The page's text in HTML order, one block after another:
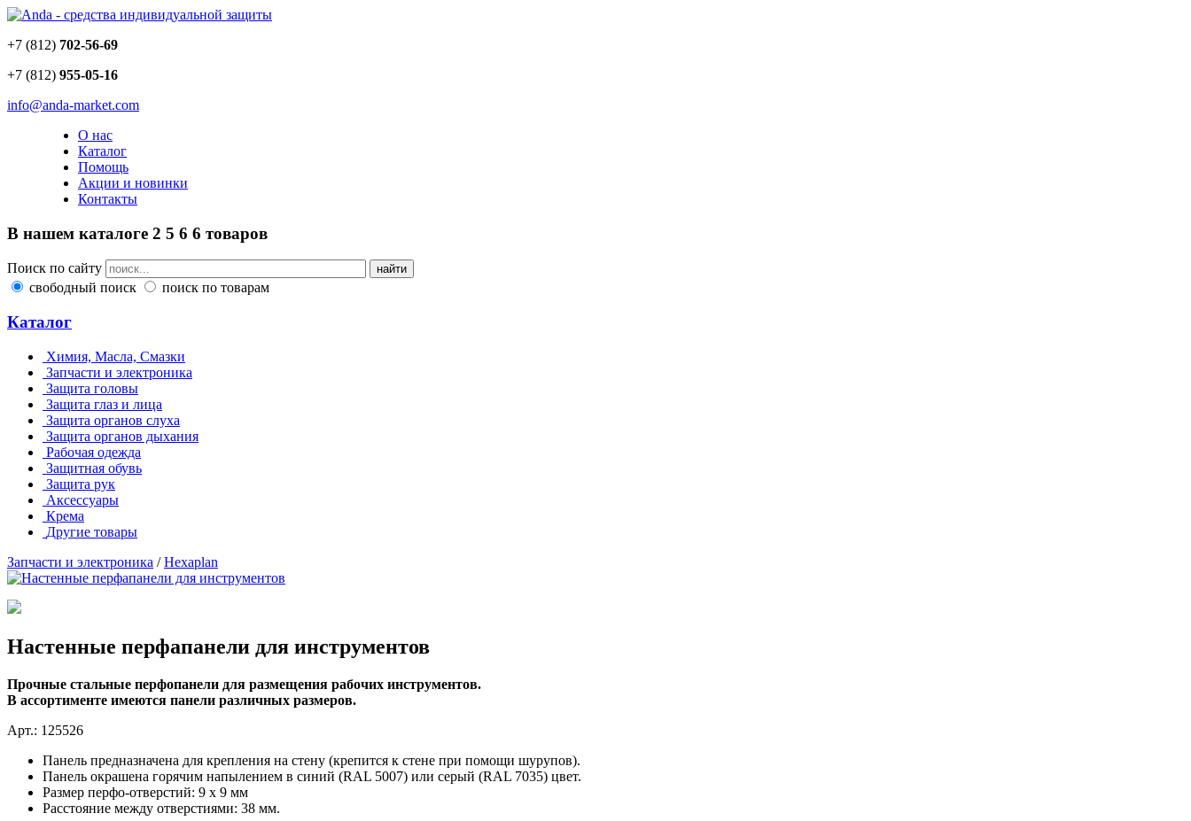
+7 (812) 702-56-69
+7 (812) 955-05-16
info@anda-market.com
О нас
Каталог
Помощь
Акции и новинки
Контакты
В нашем каталоге 2 5 6 6 товаров
Поиск по сайту
свободный поиск
поиск по товарам
Каталог
Химия, Масла, Смазки
Запчасти и электроника
Защита головы
Защита глаз и лица
Защита органов слуха
Защита органов дыхания
Рабочая одежда
Защитная обувь
Защита рук
Аксессуары
Крема
Другие товары
Запчасти и электроника /Hexaplan
Настенные перфапанели для инструментов
Прочные стальные перфопанели для размещения рабочих инструментов.
В ассортименте имеются панели различных размеров.
Арт.: 125526
Панель предназначена для крепления на стену (крепится к стене при помощи шурупов).
Панель окрашена горячим напылением в синий (RAL 5007) или серый (RAL 7035) цвет.
Размер перфо-отверстий: 9 х 9 мм
Расстояние между отверстиями: 38 мм.